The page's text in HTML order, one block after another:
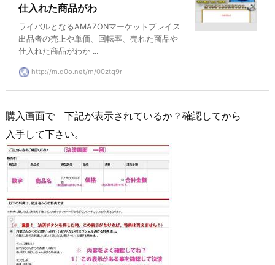
仕入れた商品がわ
ライバルとなるAMAZONマーケットプレイス
出品者の売上や単価、回転率、売れた商品や
仕入れた商品がわか ...
http://m.q0o.net/m/00ztq9r
購入画面で 下記が表示されているか？確認してから
入手して下さい。